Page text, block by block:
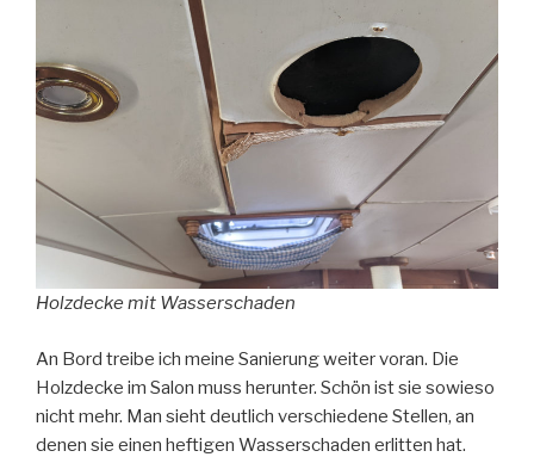
Holzdecke mit Wasserschaden
An Bord treibe ich meine Sanierung weiter voran. Die
Holzdecke im Salon muss herunter. Schön ist sie sowieso
nicht mehr. Man sieht deutlich verschiedene Stellen, an
denen sie einen heftigen Wasserschaden erlitten hat.